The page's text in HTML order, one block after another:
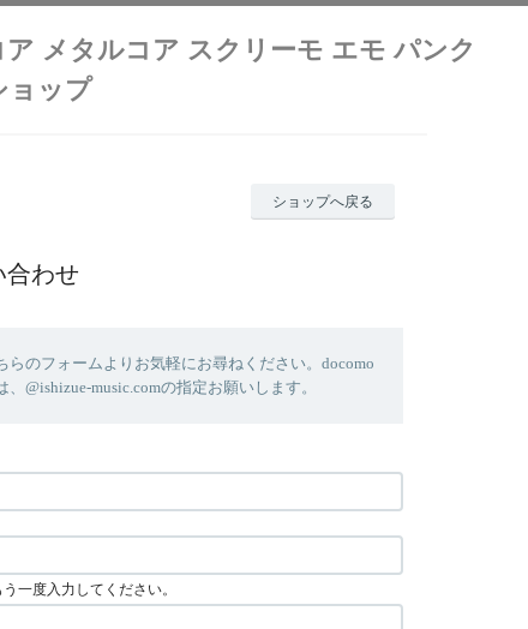
メタルコア スクリーモ エモ パンク
ョップ
ショップへ戻る
合わせ
のフォームよりお気軽にお尋ねください。docomo
@ishizue-music.comの指定お願いします。
一度入力してください。